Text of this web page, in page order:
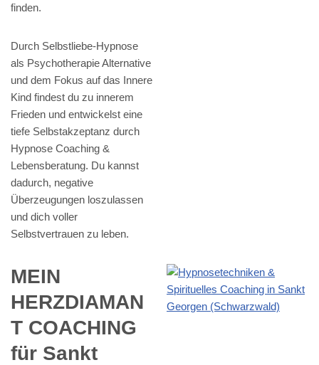
finden.
Durch Selbstliebe-Hypnose
als Psychotherapie Alternative
und dem Fokus auf das Innere
Kind findest du zu innerem
Frieden und entwickelst eine
tiefe Selbstakzeptanz durch
Hypnose Coaching &
Lebensberatung. Du kannst
dadurch, negative
Überzeugungen loszulassen
und dich voller
Selbstvertrauen zu leben.
MEIN
HERZDIAMAN
T COACHING
für Sankt